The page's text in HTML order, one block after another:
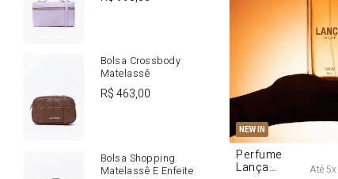
Bolsa Crossbody
Matelassê
R$463,00
Bolsa Shopping
Matelassê E Enfeite
NEW IN
U
Perfume
Lança Até 5